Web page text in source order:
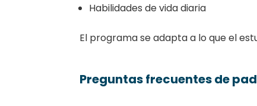
Habilidades de vida diaria
El programa se adapta a lo que el
Preguntas frecuentes de